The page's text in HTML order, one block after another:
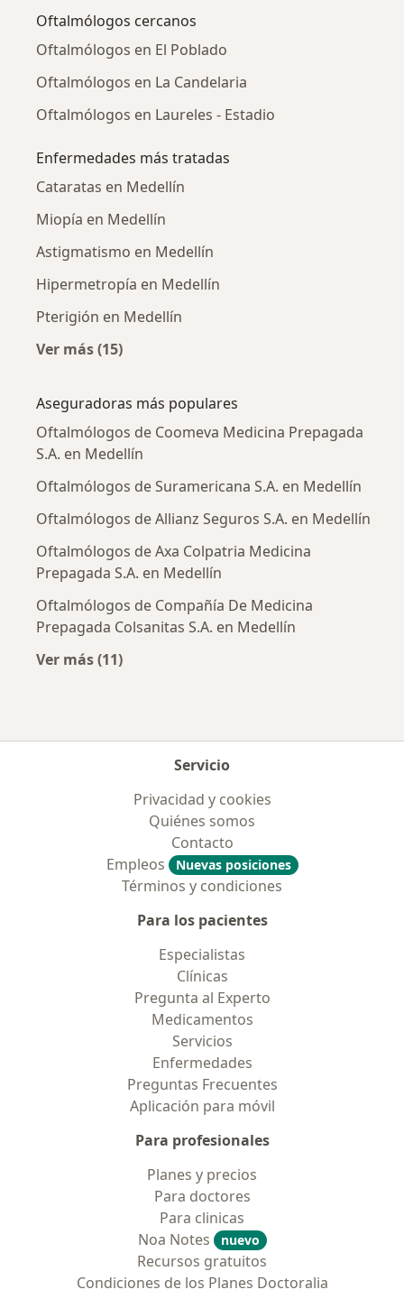
Oftalmólogos cercanos
Oftalmólogos en El Poblado
Oftalmólogos en La Candelaria
Oftalmólogos en Laureles - Estadio
Enfermedades más tratadas
Cataratas en Medellín
Miopía en Medellín
Astigmatismo en Medellín
Hipermetropía en Medellín
Pterigión en Medellín
Ver más (15)
Aseguradoras más populares
Oftalmólogos de Coomeva Medicina Prepagada
S.A. en Medellín
Oftalmólogos de Suramericana S.A. en Medellín
Oftalmólogos de Allianz Seguros S.A. en Medellín
Oftalmólogos de Axa Colpatria Medicina
Prepagada S.A. en Medellín
Oftalmólogos de Compañía De Medicina
Prepagada Colsanitas S.A. en Medellín
Ver más (11)
Servicio
Privacidad y cookies
Quiénes somos
Contacto
Empleos
Nuevas posiciones
Términos y condiciones
Para los pacientes
Especialistas
Clínicas
Pregunta al Experto
Medicamentos
Servicios
Enfermedades
Preguntas Frecuentes
Aplicación para móvil
Para profesionales
Planes y precios
Para doctores
Para clinicas
Noa Notes
nuevo
Recursos gratuitos
Condiciones de los Planes Doctoralia